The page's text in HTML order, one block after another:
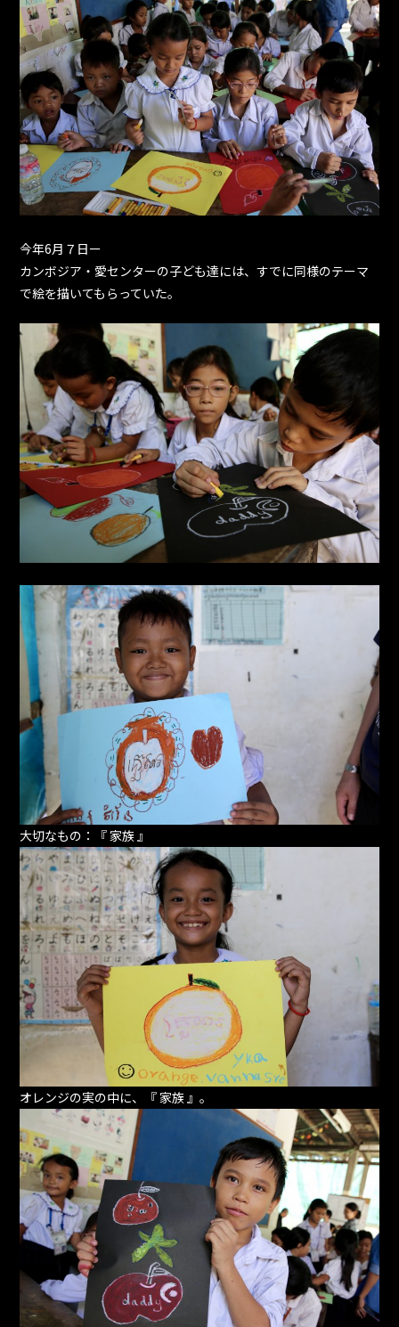
今年6月７日ー
カンボジア・愛センターの子ども達には、すでに同様のテーマ
で絵を描いてもらっていた。
大切なもの：『 家族 』
オレンジの実の中に、『 家族 』。